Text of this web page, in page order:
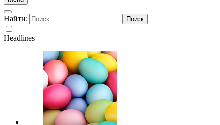
Найти:
Headlines